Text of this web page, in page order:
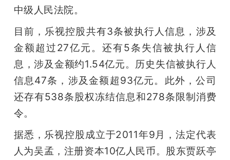
中级人民法院。
目前，乐视控股共有3条被执行人信息，涉及
金额超过27亿元。还有5条失信被执行人信
息，涉及金额约1.54亿元。历史失信被执行人
信息47条，涉及金额超93亿元。此外，公司
还存有538条股权冻结信息和278条限制消费
令。
据悉，乐视控股成立于2011年9月，法定代表
人为吴孟，注册资本10亿人民币。股东贾跃亭